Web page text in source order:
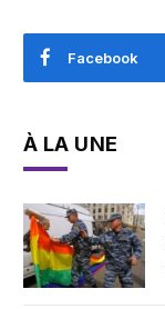
Facebook
À LA UNE